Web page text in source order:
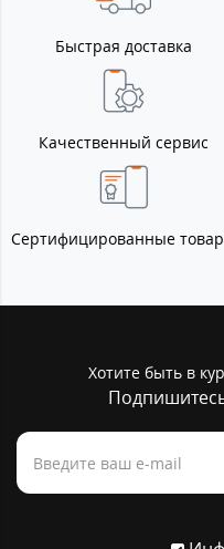
Быстрая доставка
Качественный сервис
Сертифицированные
Хотите быть в